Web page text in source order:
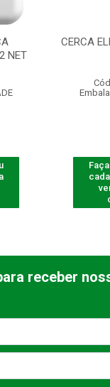
NET
CERCA
receber